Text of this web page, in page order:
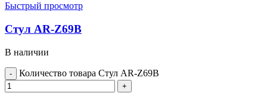
Быстрый просмотр
Стул AR-Z69B
В наличии
Количество товара Стул AR-Z69B